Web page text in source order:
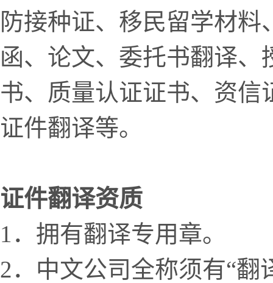
防接种证、移民留学材
函、论文、委托书翻译
书、质量认证证书、资
证件翻译等。
证件翻译资质
1．拥有翻译专用章。
2．中文公司全称须有“翻